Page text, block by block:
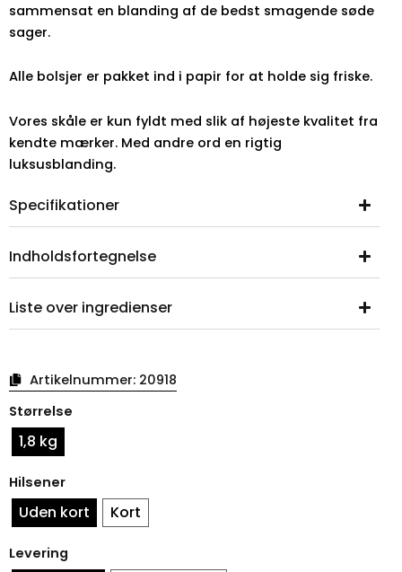
sammensat en blanding af de bedst smagende søde
sager.
Alle bolsjer er pakket ind i papir for at holde sig friske.
Vores skåle er kun fyldt med slik af højeste kvalitet fra
kendte mærker. Med andre ord en rigtig
luksusblanding.
Specifikationer
Indholdsfortegnelse
Liste over ingredienser
Artikelnummer: 20918
Størrelse
1,8 kg
Hilsener
Uden kort Kort
Levering
sommergondoler